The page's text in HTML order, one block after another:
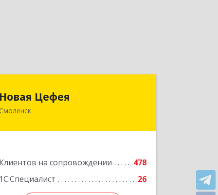
Новая Цефея
Клиентов на сопровождении
478
1С:Специалист
26
214018, Смоленская обл, Смоленск г,